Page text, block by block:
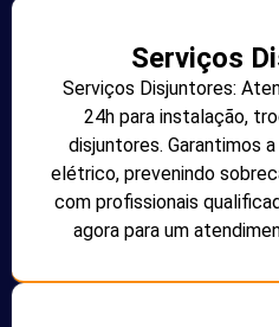
Serviços
Serviços Disjuntores:
24h para instalação,
disjuntores. Garantimos
elétrico, prevenindo
com profissionais
agora para um